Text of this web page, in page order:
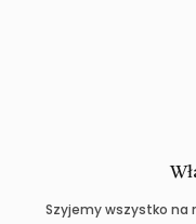
Szyjemy wszystko na